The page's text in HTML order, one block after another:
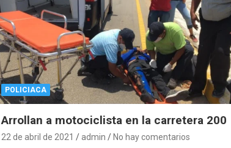
POLICIACA
Arrollan a motociclista en la carretera 200
22 de abril de 2021 admin No hay comentarios